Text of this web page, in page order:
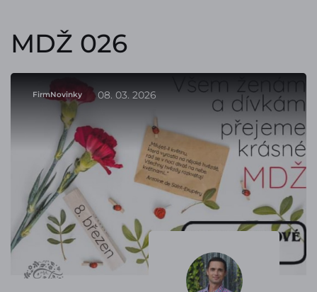
MDŽ 026
FirmNovinky 08. 03. 2026